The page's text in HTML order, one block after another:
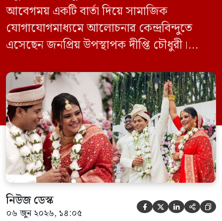
আবেগময় একটি বার্তা দিয়ে সামাজিক
যোগাযোগমাধ্যমে আলোচনার কেন্দ্রবিন্দুতে
এসেছেন জনপ্রিয় উপস্থাপক দীপ্তি চৌধুরী।
“মাস্টার সাহেব, আপনি আমার জন্য দুফোঁটা
চোখের জল ফেলেছেন, তার প্রতিদানে আমি
জনম জনম কাঁদিব!” দীপ্তির এই বাক্যটি
কথাসাহিত্যিক হুমায়ূন আহমেদের একটি বিখ্যাত
সংলাপ থেকে অনুপ্রাণিত। মূল সংলাপে ‘ডাক্তার
[…]
নিউজ ডেস্ক
০৬ জুন ২০২৬, ১৪:০৫     